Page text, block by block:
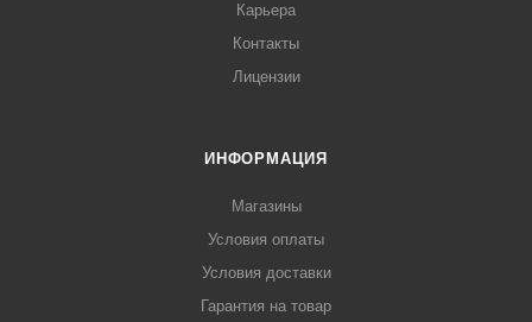
Карьера
Контакты
Лицензии
ИНФОРМАЦИЯ
Магазины
Условия оплаты
Условия доставки
Гарантия на товар